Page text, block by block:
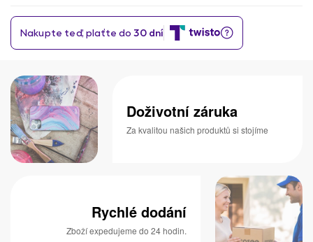
Doživotní záruka
Za kvalitou našich produktů si stojíme
Rychlé dodání
Zboží expedujeme do 24 hodin.